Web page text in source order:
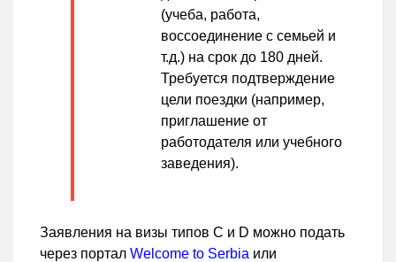
(учеба, работа,
воссоединение с семьей и
т.д.) на срок до 180 дней.
Требуется подтверждение
цели поездки (например,
приглашение от
работодателя или учебного
заведения).
Заявления на визы типов C и D можно подать
через портал Welcome to Serbia или